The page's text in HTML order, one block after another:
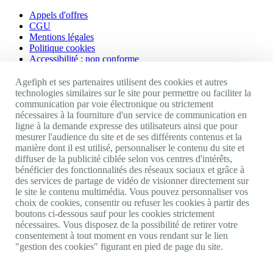
Appels d'offres
CGU
Mentions légales
Politique cookies
Accessibilité : non conforme
Nos autres sites
Site portail Agefiph
Activateur de progrès
Handinnov
Innovation et recherche
Université du RRH
Service AppuiPro
Nous suivre
Youtube
Linkedin
Facebook
Twitter
Agefiph et ses partenaires utilisent des cookies et autres
technologies similaires sur le site pour permettre ou faciliter la
communication par voie électronique ou strictement
nécessaires à la fourniture d'un service de communication en
ligne à la demande expresse des utilisateurs ainsi que pour
mesurer l'audience du site et de ses différents contenus et la
manière dont il est utilisé, personnaliser le contenu du site et
diffuser de la publicité ciblée selon vos centres d'intérêts,
bénéficier des fonctionnalités des réseaux sociaux et grâce à
des services de partage de vidéo de visionner directement sur
le site le contenu multimédia. Vous pouvez personnaliser vos
choix de cookies, consentir ou refuser les cookies à partir des
boutons ci-dessous sauf pour les cookies strictement
nécessaires. Vous disposez de la possibilité de retirer votre
consentement à tout moment en vous rendant sur le lien
"gestion des cookies" figurant en pied de page du site.